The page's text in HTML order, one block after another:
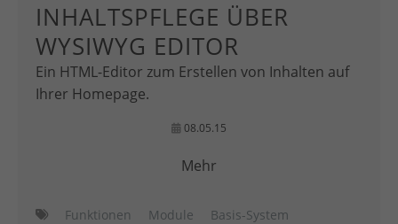
INHALTSPFLEGE ÜBER
WYSIWYG EDITOR
Ein HTML-Editor zum Erstellen von Inhalten auf
Ihrer Homepage.
08.05.15
Mehr
Funktionen Module
Basis-System